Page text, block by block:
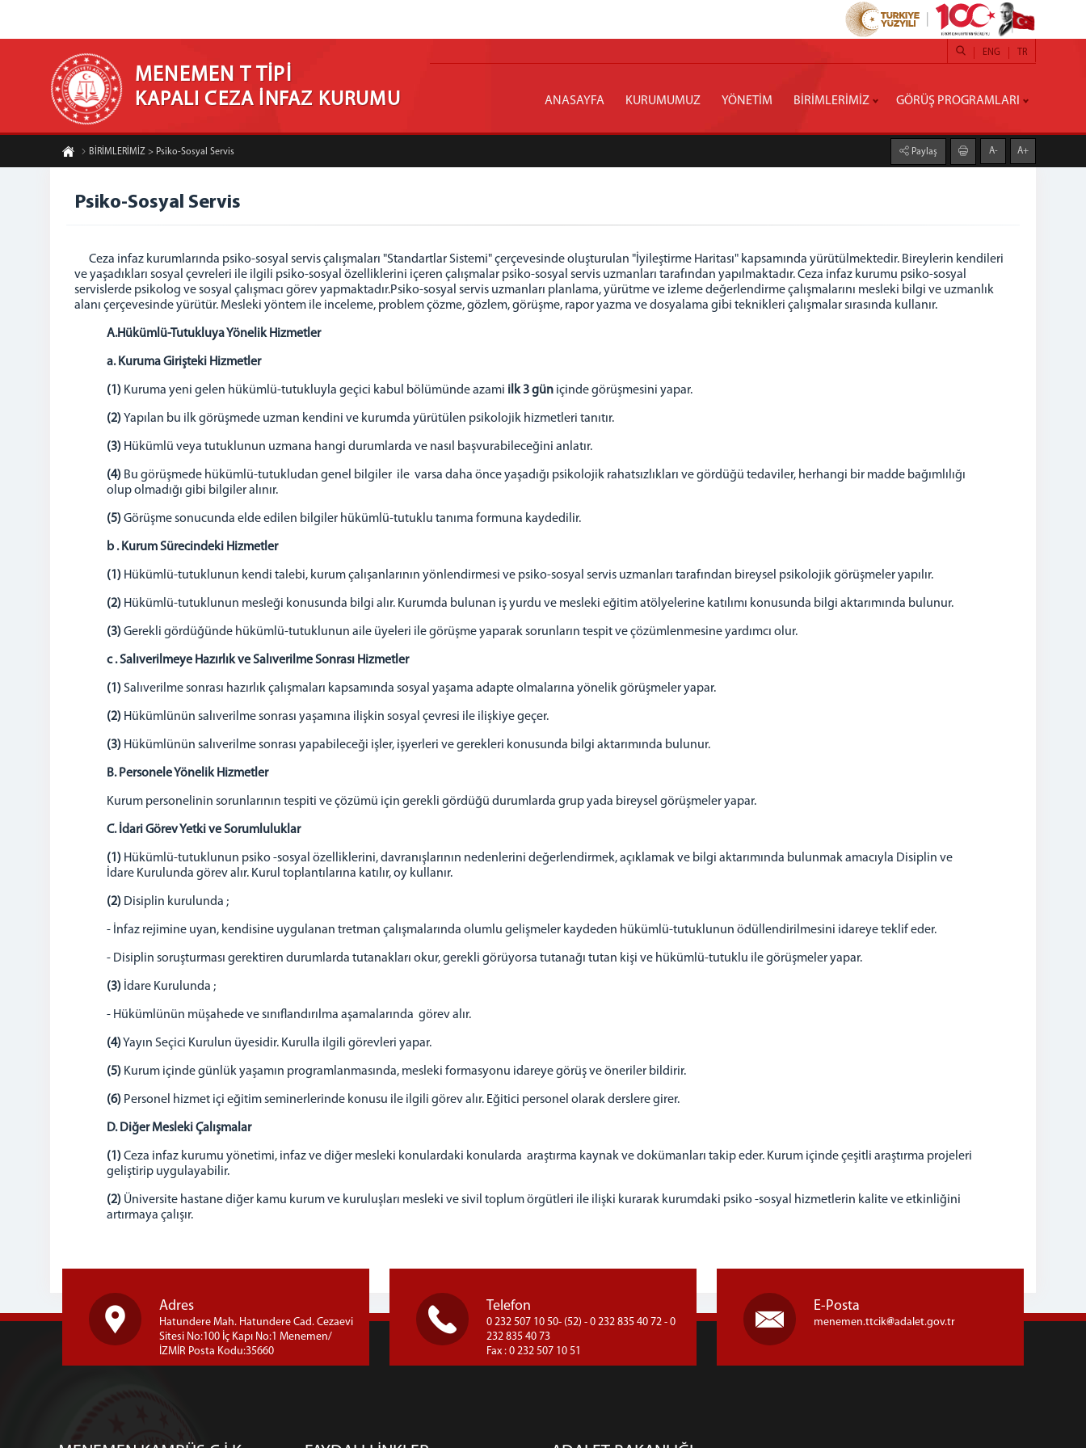
MENEMEN T TİPİ
KAPALI CEZA İNFAZ KURUMU
TR
ENG
ANASAYFA KURUMUMUZ YÖNETİM BİRİMLERİMİZ GÖRÜŞ PROGRAMLARI
BİRİMLERİMİZ > Psiko-Sosyal Servis Paylaş A- A+
Psiko-Sosyal Servis
Ceza infaz kurumlarında psiko-sosyal servis çalışmaları "Standartlar Sistemi" çerçevesinde oluşturulan "İyileştirme Haritası" kapsamında yürütülmektedir. Bireylerin kendileri
ve yaşadıkları sosyal çevreleri ile ilgili psiko-sosyal özelliklerini içeren çalışmalar psiko-sosyal servis uzmanları tarafından yapılmaktadır. Ceza infaz kurumu psiko-sosyal
servislerde psikolog ve sosyal çalışmacı görev yapmaktadır.Psiko-sosyal servis uzmanları planlama, yürütme ve izleme değerlendirme çalışmalarını mesleki bilgi ve uzmanlık
alanı çerçevesinde yürütür. Mesleki yöntem ile inceleme, problem çözme, gözlem, görüşme, rapor yazma ve dosyalama gibi teknikleri çalışmalar sırasında kullanır.
A.Hükümlü-Tutukluya Yönelik Hizmetler
a. Kuruma Girişteki Hizmetler
(1) Kuruma yeni gelen hükümlü-tutukluyla geçici kabul bölümünde azami ilk 3 gün içinde görüşmesini yapar.
(2) Yapılan bu ilk görüşmede uzman kendini ve kurumda yürütülen psikolojik hizmetleri tanıtır.
(3) Hükümlü veya tutuklunun uzmana hangi durumlarda ve nasıl başvurabileceğini anlatır.
(4) Bu görüşmede hükümlü-tutukludan genel bilgiler ile varsa daha önce yaşadığı psikolojik rahatsızlıkları ve gördüğü tedaviler, herhangi bir madde bağımlılığı
olup olmadığı gibi bilgiler alınır.
(5)Görüşme sonucunda elde edilen bilgiler hükümlü-tutuklu tanıma formuna kaydedilir.
b . Kurum Sürecindeki Hizmetler
(1) Hükümlü-tutuklunun kendi talebi, kurum çalışanlarının yönlendirmesi ve psiko-sosyal servis uzmanları tarafından bireysel psikolojik görüşmeler yapılır.
(2) Hükümlü-tutuklunun mesleği konusunda bilgi alır. Kurumda bulunan iş yurdu ve mesleki eğitim atölyelerine katılımı konusunda bilgi aktarımında bulunur.
(3)Gerekli gördüğünde hükümlü-tutuklunun aile üyeleri ile görüşme yaparak sorunların tespit ve çözümlenmesine yardımcı olur.
c . Salıverilmeye Hazırlık ve Salıverilme Sonrası Hizmetler
(1)Salıverilme sonrası hazırlık çalışmaları kapsamında sosyal yaşama adapte olmalarına yönelik görüşmeler yapar.
(2) Hükümlünün salıverilme sonrası yaşamına ilişkin sosyal çevresi ile ilişkiye geçer.
(3) Hükümlünün salıverilme sonrası yapabileceği işler, işyerleri ve gerekleri konusunda bilgi aktarımında bulunur.
B. Personele Yönelik Hizmetler
Kurum personelinin sorunlarının tespiti ve çözümü için gerekli gördüğü durumlarda grup yada bireysel görüşmeler yapar.
C. İdari Görev Yetki ve Sorumluluklar
(1) Hükümlü-tutuklunun psiko -sosyal özelliklerini, davranışlarının nedenlerini değerlendirmek, açıklamak ve bilgi aktarımında bulunmak amacıyla Disiplin ve
İdare Kurulunda görev alır. Kurul toplantılarına katılır, oy kullanır.
(2) Disiplin kurulunda ;
- İnfaz rejimine uyan, kendisine uygulanan tretman çalışmalarında olumlu gelişmeler kaydeden hükümlü-tutuklunun ödüllendirilmesini idareye teklif eder.
- Disiplin soruşturması gerektiren durumlarda tutanakları okur, gerekli görüyorsa tutanağı tutan kişi ve hükümlü-tutuklu ile görüşmeler yapar.
(3) İdare Kurulunda ;
- Hükümlünün müşahede ve sınıflandırılma aşamalarında görev alır.
(4)Yayın Seçici Kurulun üyesidir. Kurulla ilgili görevleri yapar.
(5) Kurum içinde günlük yaşamın programlanmasında, mesleki formasyonu idareye görüş ve öneriler bildirir.
(6) Personel hizmet içi eğitim seminerlerinde konusu ile ilgili görev alır. Eğitici personel olarak derslere girer.
D. Diğer Mesleki Çalışmalar
(1)Ceza infaz kurumu yönetimi, infaz ve diğer mesleki konulardaki konularda araştırma kaynak ve dokümanları takip eder. Kurum içinde çeşitli araştırma projeleri
geliştirip uygulayabilir.
(2) Üniversite hastane diğer kamu kurum ve kuruluşları mesleki ve sivil toplum örgütleri ile ilişki kurarak kurumdaki psiko -sosyal hizmetlerin kalite ve etkinliğini
artırmaya çalışır.
Adres
Hatundere Mah. Hatundere Cad. Cezaevi
Sitesi No:100 İç Kapı No:1 Menemen/
İZMİR Posta Kodu:35660
Telefon
0 232 507 10 50- (52) - 0 232 835 40 72 - 0
232 835 40 73
Fax : 0 232 507 10 51
E-Posta
menemen.ttcik adalet.gov.tr